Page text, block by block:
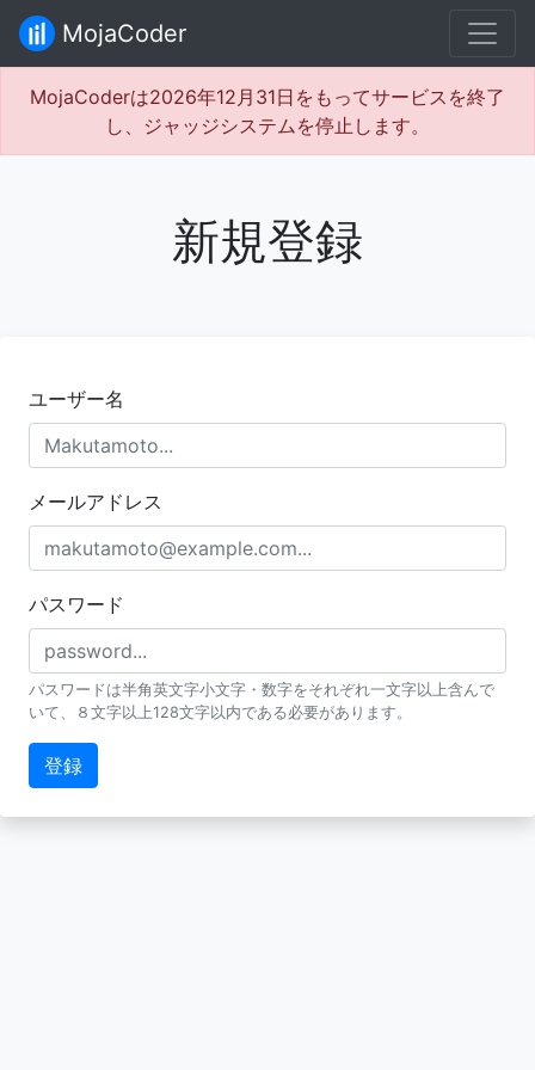
MojaCoder
MojaCoderは2026年12月31日をもってサービスを終了
し、ジャッジシステムを停止します。
新規登録
ユーザー名
メールアドレス
パスワード
パスワードは半角英文字小文字・数字をそれぞれ一文字以上含んで
いて、８文字以上128文字以内である必要があります。
登録